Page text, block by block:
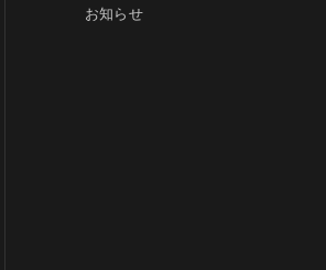
お知らせ